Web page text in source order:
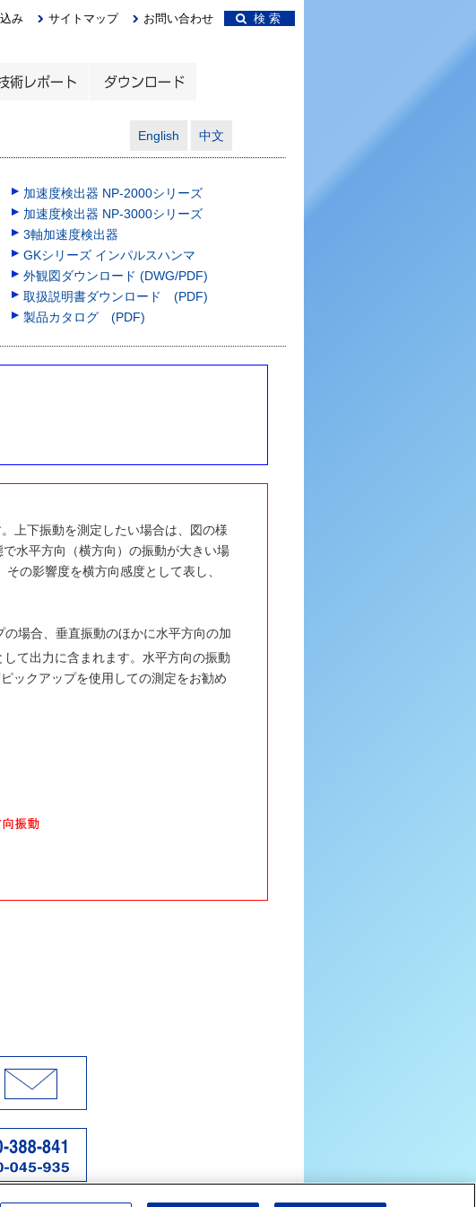
検 索
み サイトマップ お問い合わせ
English 中文
加速度検出器 NP-2000シリーズ
加速度検出器 NP-3000シリーズ
3軸加速度検出器
GKシリーズ インパルスハンマ
外観図ダウンロード (DWG/PDF)
取扱説明書ダウンロード (PDF)
製品カタログ (PDF)
上下振動を測定したい場合は、図の様
水平方向（横方向）の振動が大きい場
の影響度を横方向感度として表し、
場合、垂直振動のほかに水平方向の加
て出力に含まれます。水平方向の振動
ックアップを使用しての測定をお勧め